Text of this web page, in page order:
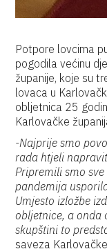
Potpore lovcima
pogodila većinu
županije, koje su
lovaca u
obljetnica 25
Karlovačke
-Najprije smo
rada htjeli
Pripremili smo
pandemija
Umjesto izložbe
obljetnice, a onda
skupštini to
saveza